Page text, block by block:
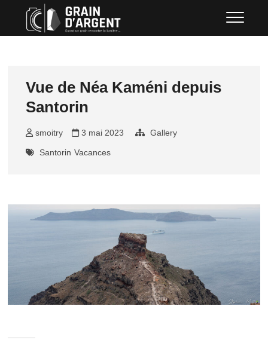
content
QUAND UN GRAIN RENCONTRE LA
Vue de Néa Kaméni depuis
Santorin
smoitry 3 mai 2023 Gallery
Santorin Vacances